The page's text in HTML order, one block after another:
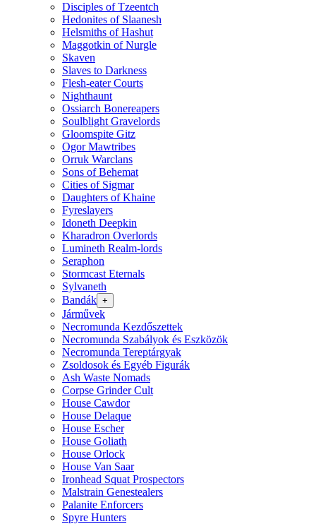
Disciples of Tzeentch
Hedonites of Slaanesh
Helsmiths of Hashut
Maggotkin of Nurgle
Skaven
Slaves to Darkness
Flesh-eater Courts
Nighthaunt
Ossiarch Bonereapers
Soulblight Gravelords
Gloomspite Gitz
Ogor Mawtribes
Orruk Warclans
Sons of Behemat
Cities of Sigmar
Daughters of Khaine
Fyreslayers
Idoneth Deepkin
Kharadron Overlords
Lumineth Realm-lords
Seraphon
Stormcast Eternals
Sylvaneth
Bandák +
Járművek
Necromunda Kezdőszettek
Necromunda Szabályok és Eszközök
Necromunda Tereptárgyak
Zsoldosok és Egyéb Figurák
Ash Waste Nomads
Corpse Grinder Cult
House Cawdor
House Delaque
House Escher
House Goliath
House Orlock
House Van Saar
Ironhead Squat Prospectors
Malstrain Genestealers
Palanite Enforcers
Spyre Hunters